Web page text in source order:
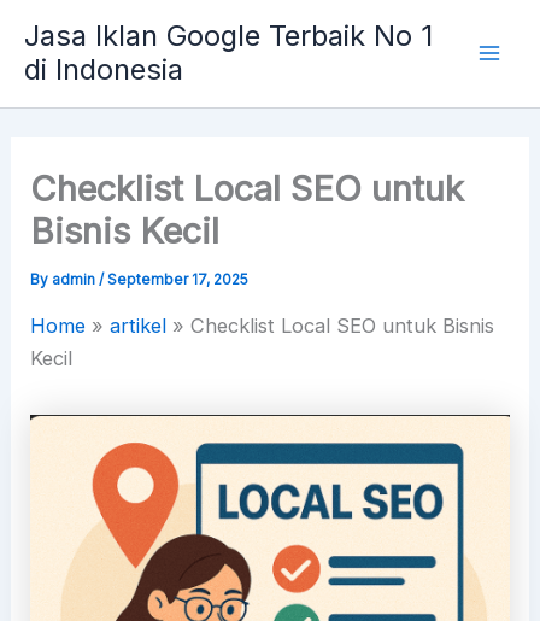
content
Jasa Iklan Google Terbaik No 1
di Indonesia
Checklist Local SEO untuk
Bisnis Kecil
By admin/September 17, 2025
Home »artikel »Checklist Local SEO untuk Bisnis
Kecil